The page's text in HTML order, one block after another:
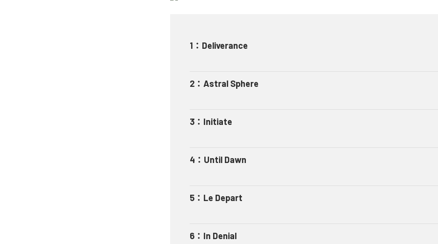
1 ： Deliverance
2 ： Astral Sphere
3 ： Initiate
4 ： Until Dawn
5 ： Le Depart
6 ： In Denial